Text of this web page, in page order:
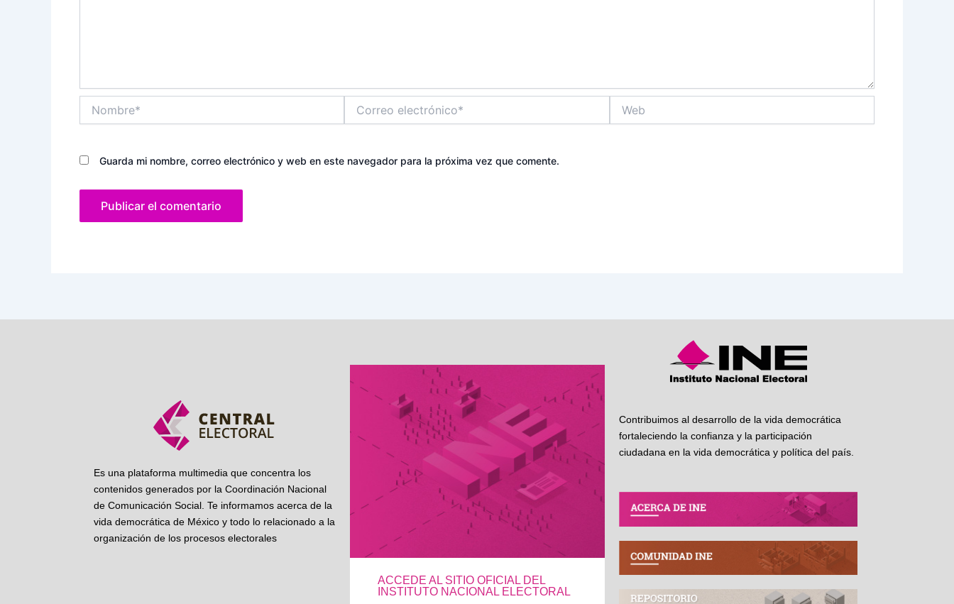
electrónico*
Guarda mi nombre, correo electrónico y web en este navegador para la próxima vez que comente.
Es una plataforma multimedia que concentra los
contenidos generados por la Coordinación Nacional
de Comunicación Social. Te informamos acerca de la
vida democrática de México y todo lo relacionado a la
organización de los procesos electorales
ACCEDE AL SITIO OFICIAL DEL
INSTITUTO NACIONAL ELECTORAL
Contribuimos al desarrollo de la vida democrática
fortaleciendo la confianza y la participación
ciudadana en la vida democrática y política del país.